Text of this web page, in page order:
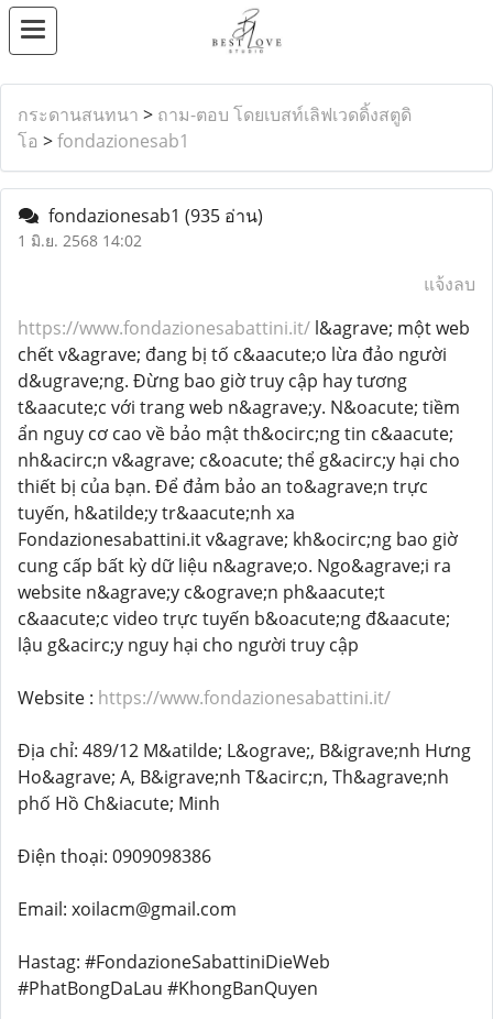
กระดานสนทนา > ถาม-ตอบ โดยเบสท์เลิฟเวดดิ้งสตูดิ
โอ >fondazionesab1
fondazionesab1 (935 อ่าน)
1 มิ.ย. 2568 14:02
แจ้งลบ
https://www.fondazionesabattini.it/ l&agrave; một web
chết v&agrave; đang bị tố c&aacute;o lừa đảo người
d&ugrave;ng. Đừng bao giờ truy cập hay tương
t&aacute;c với trang web n&agrave;y. N&oacute; tiềm
ẩn nguy cơ cao về bảo mật th&ocirc;ng tin c&aacute;
nh&acirc;n v&agrave; c&oacute; thể g&acirc;y hại cho
thiết bị của bạn. Để đảm bảo an to&agrave;n trực
tuyến, h&atilde;y tr&aacute;nh xa
Fondazionesabattini.it v&agrave; kh&ocirc;ng bao giờ
cung cấp bất kỳ dữ liệu n&agrave;o. Ngo&agrave;i ra
website n&agrave;y c&ograve;n ph&aacute;t
c&aacute;c video trực tuyến b&oacute;ng đ&aacute;
lậu g&acirc;y nguy hại cho người truy cập
Website : https://www.fondazionesabattini.it/
Địa chỉ: 489/12 M&atilde; L&ograve;, B&igrave;nh Hưng
Ho&agrave; A, B&igrave;nh T&acirc;n, Th&agrave;nh
phố Hồ Ch&iacute; Minh
Điện thoại: 0909098386
Email: xoilacm@gmail.com
Hastag: #FondazioneSabattiniDieWeb
#PhatBongDaLau #KhongBanQuyen